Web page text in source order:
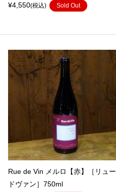
¥4,550(税込) Sold Out
Rue de Vin メルロ【赤】［リュー
ドヴァン］750ml